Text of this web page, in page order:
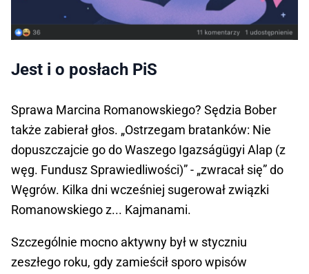
Jest i o posłach PiS
Sprawa Marcina Romanowskiego? Sędzia Bober
także zabierał głos. „Ostrzegam bratanków: Nie
dopuszczajcie go do Waszego Igazságügyi Alap (z
węg. Fundusz Sprawiedliwości)” - „zwracał się” do
Węgrów. Kilka dni wcześniej sugerował związki
Romanowskiego z... Kajmanami.
Szczególnie mocno aktywny był w styczniu
zeszłego roku, gdy zamieścił sporo wpisów